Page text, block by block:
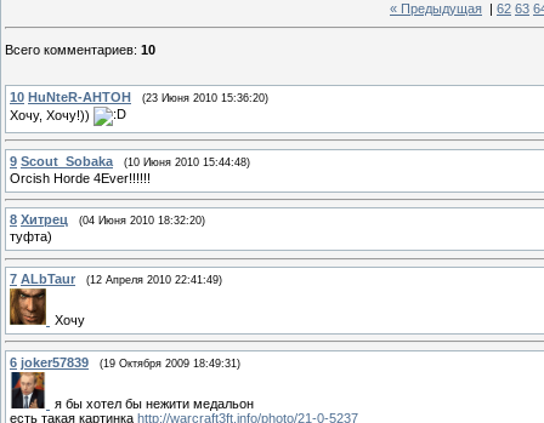
« Предыдущая 62 63
Всего комментариев: 10
10 HuNteR-AHTOH (23 Июня 2010 15:36:20)
Хочу, Хочу!))
9 Scout_Sobaka (10 Июня 2010 15:44:48)
Orcish Horde 4Ever!!!!!!
8 Хитрец (04 Июня 2010 18:32:20)
туфта)
7 ALbTaur (12 Апреля 2010 22:41:49)
Хочу
6 joker57839 (19 Октября 2009 18:49:31)
я бы хотел бы нежити медальон
есть такая картинка http://warcraft3ft.info/photo/21-0-5237